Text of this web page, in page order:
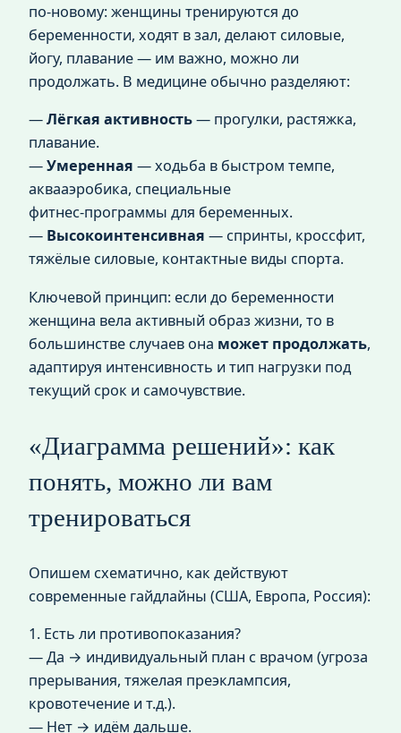
по‑новому: женщины тренируются до
беременности, ходят в зал, делают силовые,
йогу, плавание — им важно, можно ли
продолжать. В медицине обычно разделяют:
—Лёгкая активность— прогулки, растяжка,
плавание.
—Умеренная — ходьба в быстром темпе,
аквааэробика, специальные
фитнес‑программы для беременных.
— Высокоинтенсивная — спринты, кроссфит,
тяжёлые силовые, контактные виды спорта.
Ключевой принцип: если до беременности
женщина вела активный образ жизни, то в
большинстве случаев она может продолжать,
адаптируя интенсивность и тип нагрузки под
текущий срок и самочувствие.
«Диаграмма решений»: как
понять, можно ли вам
тренироваться
Опишем схематично, как действуют
современные гайдлайны (США, Европа, Россия):
1. Есть ли противопоказания?
— Да → индивидуальный план с врачом (угроза
прерывания, тяжелая преэклампсия,
кровотечение и т.д.).
— Нет → идём дальше.